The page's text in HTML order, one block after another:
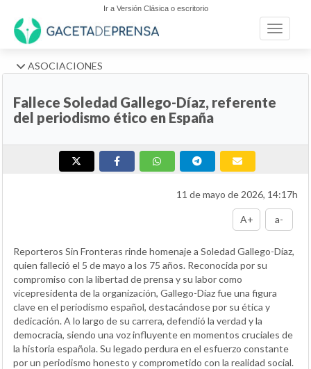
Ir a Versión Clásica o escritorio
Toggle
ASOCIACIONES
Fallece Soledad Gallego-Díaz, referente
del periodismo ético en España
11 de mayo de 2026, 14:17h
A+ a-
Reporteros Sin Fronteras rinde homenaje a Soledad Gallego-Díaz,
quien falleció el 5 de mayo a los 75 años. Reconocida por su
compromiso con la libertad de prensa y su labor como
vicepresidenta de la organización, Gallego-Díaz fue una figura
clave en el periodismo español, destacándose por su ética y
dedicación. A lo largo de su carrera, defendió la verdad y la
democracia, siendo una voz influyente en momentos cruciales de
la historia española. Su legado perdura en el esfuerzo constante
por un periodismo honesto y comprometido con la realidad social.